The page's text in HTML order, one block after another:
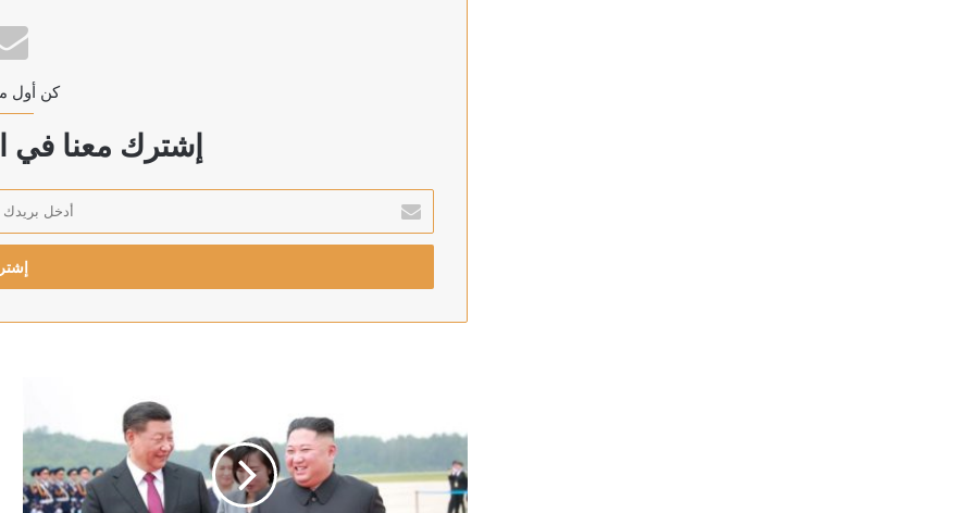
اللجان المدنية بشمال كردفان تتهم الجيش بقصف
حفل شيرين في الساحل الشمالي.. عودة قوية بحضور
“اليونيسف” توقف موظفا رفيعا بتهمة التجسس لصالح
كن أول
إشترك معنا في
بريدك
الإلكتروني